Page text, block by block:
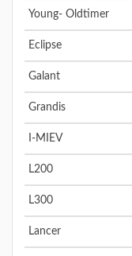
Young- Oldtimer
Eclipse
Galant
Grandis
I-MIEV
L200
L300
Lancer